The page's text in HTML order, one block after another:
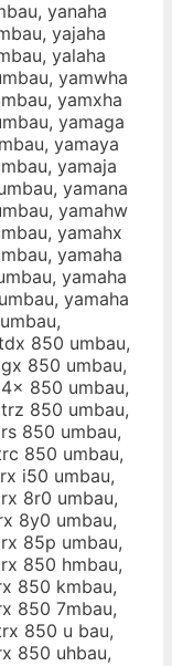
yanaha
yajaha
yalaha
yamwha
yamxha
yamaga
yamaya
yamaja
yamana
yamahw
yamahx
yamaha
yamaha
yamaha
850 umbau,
850 umbau,
850 umbau,
850 umbau,
850 umbau,
850 umbau,
i50 umbau,
8r0 umbau,
8y0 umbau,
85p umbau,
850 hmbau,
850 kmbau,
850 7mbau,
850 u bau,
850 uhbau,